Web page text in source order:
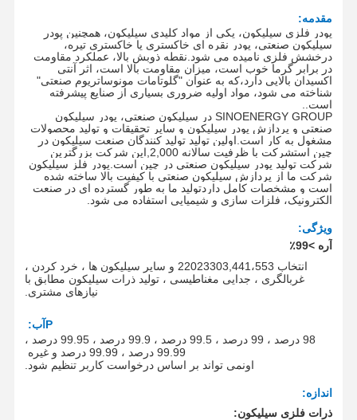
مقدمه:
پودر فلزی سیلیکون، یکی از مواد کلیدی سیلیکون، همچنین پودر
سیلیکون صنعتی، پودر نقره ای خاکستری یا خاکستری تیره،
درخشش فلزی نامیده می شود. نقطه ذوبش بالا، عملکرد مقاومت
در برابر گرما خوب است، میزان مقاومت بالا است، اثر آنتی
اکسیدان بالایی دارد،که به عنوان "گلوتامات مونوساتریوم صنعتی"
شناخته می شود، مواد اولیه ضروری بسیاری از صنایع پیشرفته
است.
SINOENERGY GROUP در سیلیکون صنعتی، پودر سیلیکون
صنعتی و پردازش پودر سیلیکون و سایر تحقیقات و تولید محصولات
مشغول به کار است.اولین تولید تولید کنندگان صنعت سیلیکون در
چین استشرکت با ظرفیت سالانه 2
,000
این شرکت بزرگترین
شرکت تولید پودر سیلیکون صنعتی در چین است.پودر فلز سیلیکون
شرکت ما از پردازش سیلیکون صنعتی با کیفیت بالا ساخته شده
است و مشخصات کامل داردتولید ما به طور گسترده ای در صنعت
الکترونیک، فلزات سازی و شیمیایی استفاده می شود.
ویژگی:
آره >99٪
انتخاب 22023303,441،553 و سایر سیلیکون ها ، خرد کردن ،
غربالگری ، جدایی مغناطیسی ، تولید ذرات سیلیکون مطابق با
نیازهای مشتری.
P آب:
98 درصد ، 99 درصد ، 99.5 درصد ، 99.9 درصد ، 99.95 درصد ،
99.99 درصد ، 99.99 درصد و غیره
اونمی تواند بر اساس درخواست کاربر تنظیم شود.
اندازه:
ذرات فلزی سیلیکون: